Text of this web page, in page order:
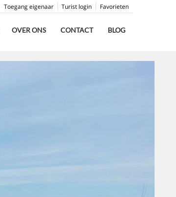
Favorieten
Turist login
Toegang eigenaar
OVER ONS CONTACT BLOG